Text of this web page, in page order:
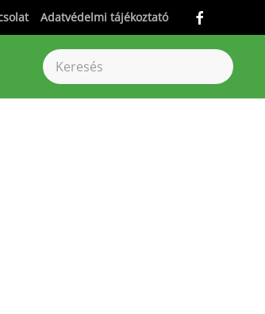
Adatvédelmi tájékoztató